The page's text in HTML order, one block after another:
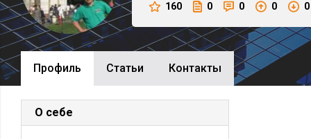
160 0 0 0 0
Профиль Cтатьи Контакты
О себе